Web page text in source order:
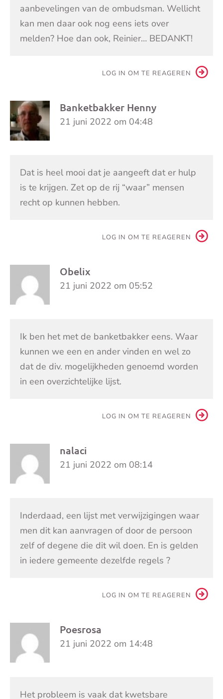
aanbevelingen van de ombudsman. Wellicht
kan men daar ook nog eens iets over
melden? Hoe dan ook, Reinier… BEDANKT!
LOG IN OM TE REAGEREN
Banketbakker Henny
21 juni 2022 om 04:48
Dat is heel mooi dat je aangeeft dat er hulp
is te krijgen. Zet op de rij “waar” mensen
recht op kunnen hebben.
LOG IN OM TE REAGEREN
Obelix
21 juni 2022 om 05:52
Ik ben het met de banketbakker eens. Waar
kunnen we een en ander vinden en wel zo
dat de div. mogelijkheden genoemd worden
in een overzichtelijke lijst.
LOG IN OM TE REAGEREN
nalaci
21 juni 2022 om 08:14
Inderdaad, een lijst met verwijzigingen waar
men dit kan aanvragen of door de persoon
zelf of degene die dit wil doen. En is gelden
in iedere gemeente dezelfde regels ?
LOG IN OM TE REAGEREN
Poesrosa
21 juni 2022 om 14:48
Het probleem is vaak dat kwetsbare